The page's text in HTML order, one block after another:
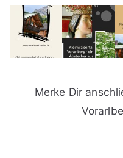
Merke Dir